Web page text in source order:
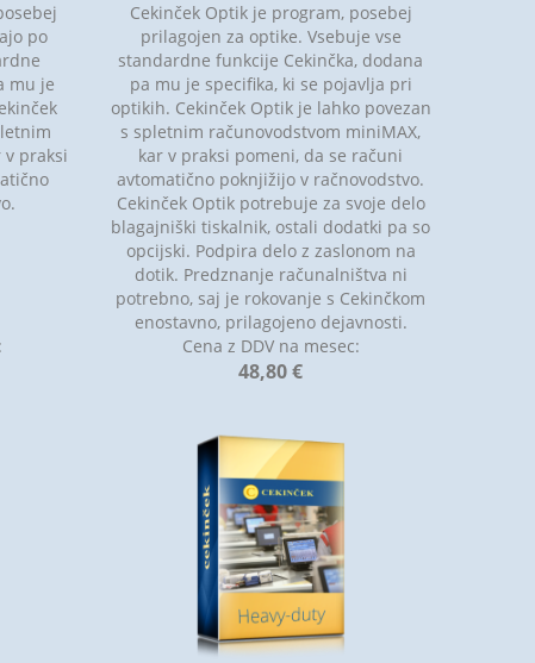
po
mu je
v praksi
Cekinček Optik je program, posebej
prilagojen za optike. Vsebuje vse
standardne funkcije Cekinčka, dodana
pa mu je specifika, ki se pojavlja pri
optikih. Cekinček Optik je lahko povezan
s spletnim računovodstvom miniMAX,
kar v praksi pomeni, da se računi
avtomatično poknjižijo v račnovodstvo.
Cekinček Optik potrebuje za svoje delo
blagajniški tiskalnik, ostali dodatki pa so
opcijski. Podpira delo z zaslonom na
dotik. Predznanje računalništva ni
potrebno, saj je rokovanje s Cekinčkom
enostavno, prilagojeno dejavnosti.
Cena z DDV na mesec:
48,80 €